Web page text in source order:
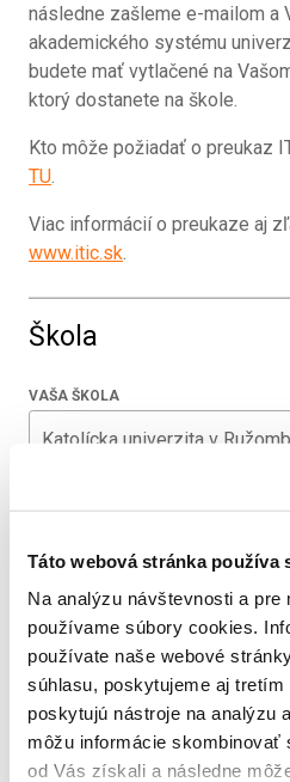
Táto webová stránka používa
Na analýzu návštevnosti a pre
používame súbory cookies.
používate naše webové
súhlasu, poskytujeme aj tretím
poskytujú nástroje na analýzu
môžu informácie skombinovať
od Vás získali a následne
následne zašleme e-mailom a
akademického systému
budete mať vytlačené na
ktorý dostanete na škole.
Kto môže požiadať o preukaz
TU
Viac informácií o preukaze aj
www.itic.sk
Škola
VAŠA ŠKOLA
MENO
PRIEZVISKO